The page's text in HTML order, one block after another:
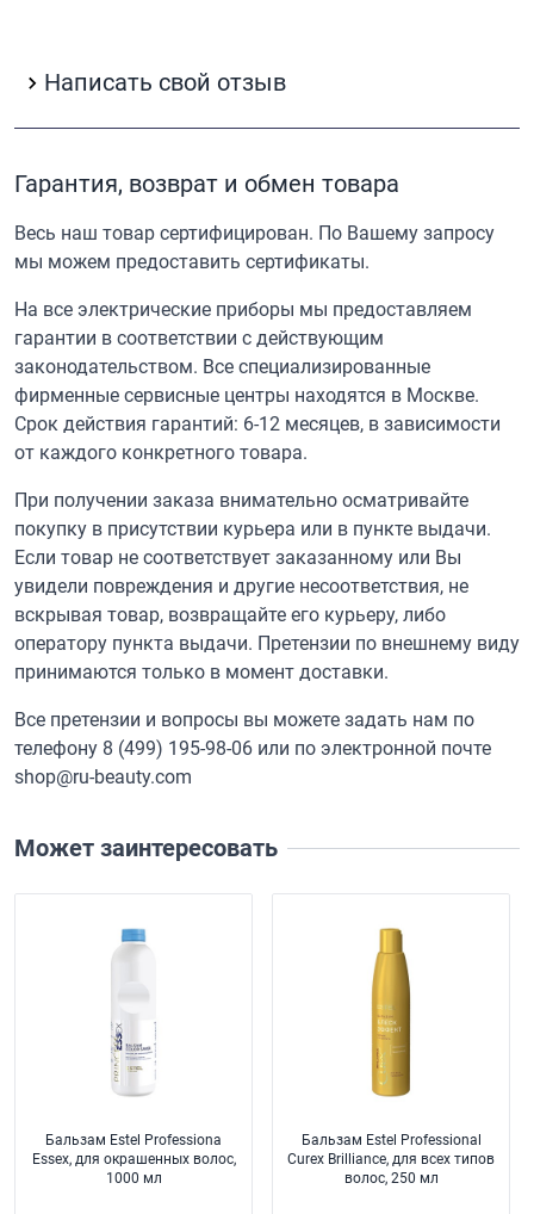
Написать свой отзыв
Гарантия, возврат и обмен товара
Весь наш товар сертифицирован. По Вашему запросу
мы можем предоставить сертификаты.
На все электрические приборы мы предоставляем
гарантии в соответствии с действующим
законодательством. Все специализированные
фирменные сервисные центры находятся в Москве.
Срок действия гарантий: 6-12 месяцев, в зависимости
от каждого конкретного товара.
При получении заказа внимательно осматривайте
покупку в присутствии курьера или в пункте выдачи.
Если товар не соответствует заказанному или Вы
увидели повреждения и другие несоответствия, не
вскрывая товар, возвращайте его курьеру, либо
оператору пункта выдачи. Претензии по внешнему виду
принимаются только в момент доставки.
Все претензии и вопросы вы можете задать нам по
телефону 8 (499) 195-98-06 или по электронной почте
shop@ru-beauty.com
Может заинтересовать
Бальзам Estel Professiona
Essex, для окрашенных волос,
1000 мл
Бальзам Estel Professional
Curex Brilliance, для всех типов
волос, 250 мл